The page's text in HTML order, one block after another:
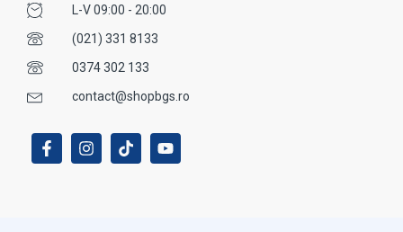
L-V 09:00 - 20:00
(021) 331 8133
0374 302 133
contact@shopbgs.ro